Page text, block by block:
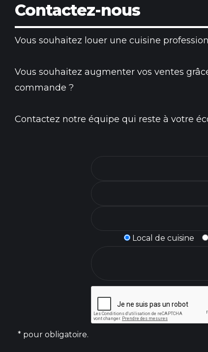
Contactez-nous
Vous souhaitez louer une cuisine
Vous souhaitez augmenter vos ventes
commande ?
Contactez notre équipe qui reste à votre
Local de cuisine
* pour obligatoire.